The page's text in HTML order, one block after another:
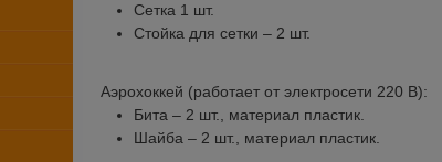
Сетка 1 шт.
Стойка для сетки – 2 шт.
Аэрохоккей (работает от электросети 220 В):
Бита – 2 шт., материал пластик.
Шайба – 2 шт., материал пластик.